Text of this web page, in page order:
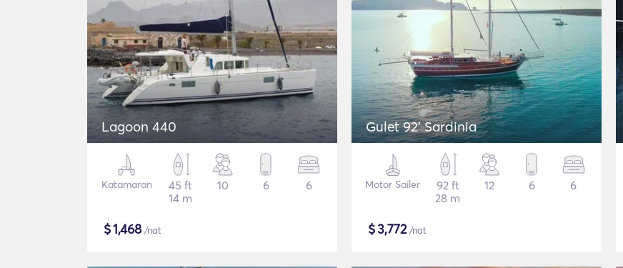
Lagoon 440
Katamaran
45 ft
14 m
10 6 6
$1,468/nat
Gulet 92' Sardinia
Motor Sailer
92 ft
28 m
12 6 6
$3,772/nat